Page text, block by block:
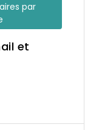
par
et